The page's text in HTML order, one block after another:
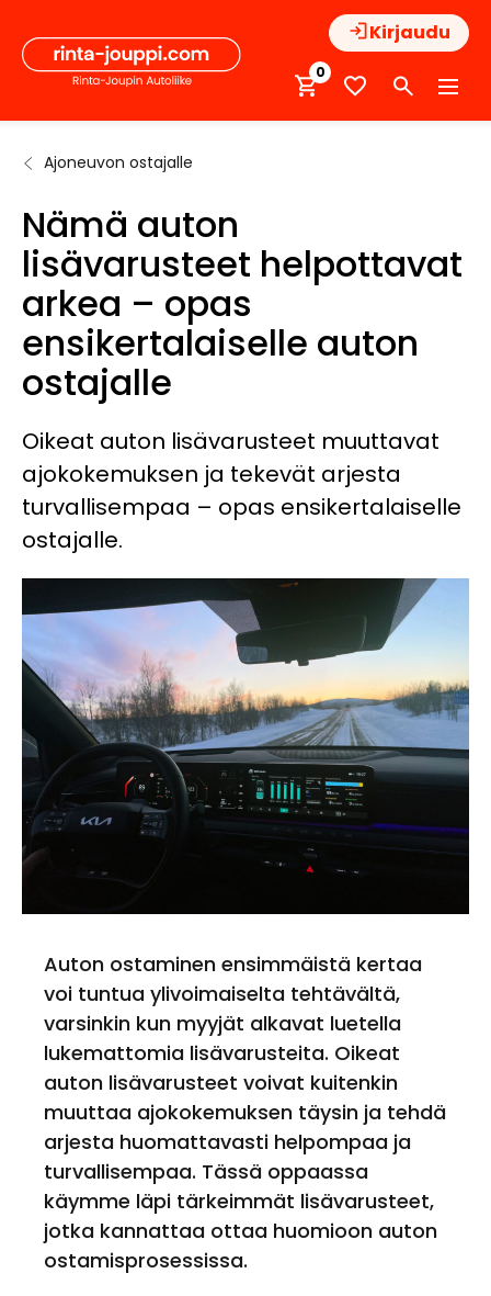
sisältöön
Kirjaudu
0
Etusivu
Autoilijan
Ajoneuvon ostajalle
Nämä auton
helpottavat
arkea – opas
ensikertalaiselle
auton ostajalle
Nämä auton
lisävarusteet helpottavat
arkea – opas
ensikertalaiselle auton
ostajalle
Oikeat auton lisävarusteet muuttavat
ajokokemuksen ja tekevät arjesta
turvallisempaa – opas ensikertalaiselle
ostajalle.
Auton ostaminen ensimmäistä kertaa
voi tuntua ylivoimaiselta tehtävältä,
varsinkin kun myyjät alkavat luetella
lukemattomia lisävarusteita. Oikeat
auton lisävarusteet voivat kuitenkin
muuttaa ajokokemuksen täysin ja tehdä
arjesta huomattavasti helpompaa ja
turvallisempaa. Tässä oppaassa
käymme läpi tärkeimmät lisävarusteet,
jotka kannattaa ottaa huomioon auton
ostamisprosessissa.